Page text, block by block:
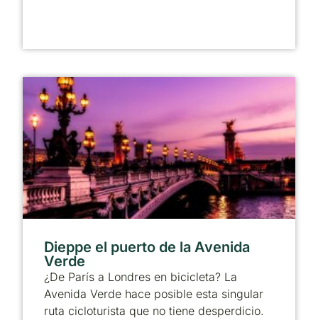
Dieppe el puerto de la Avenida
Verde
¿De París a Londres en bicicleta? La
Avenida Verde hace posible esta singular
ruta cicloturista que no tiene desperdicio.